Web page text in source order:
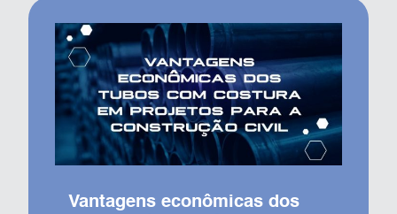
Vantagens econômicas dos